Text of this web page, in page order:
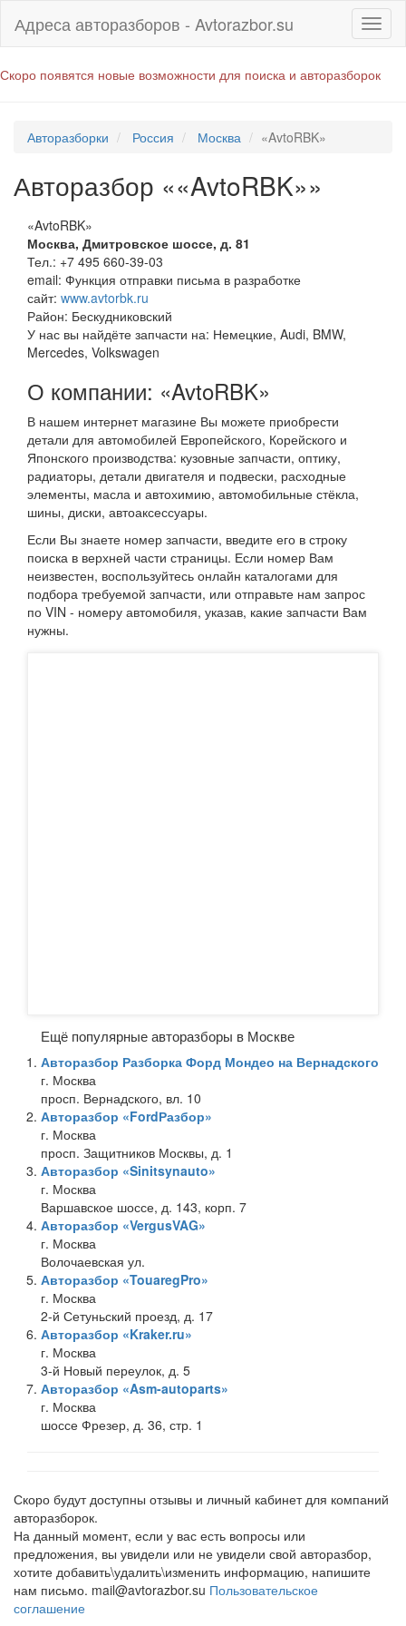
Адреса авторазборов - Avtorazbor.su
Скоро появятся новые возможности для поиска и авторазборок
Авторазборки Россия Москва «AvtoRBK»
Авторазбор ««AvtoRBK»»
«AvtoRBK»
Москва, Дмитровское шоссе, д. 81
Тел.: +7 495 660-39-03
email: Функция отправки письма в разработке
сайт: www.avtorbk.ru
Район: Бескудниковский
У нас вы найдёте запчасти на: Немецкие, Audi, BMW,
Mercedes, Volkswagen
О компании: «AvtoRBK»
В нашем интернет магазине Вы можете приобрести
детали для автомобилей Европейского, Корейского и
Японского производства: кузовные запчасти, оптику,
радиаторы, детали двигателя и подвески, расходные
элементы, масла и автохимию, автомобильные стёкла,
шины, диски, автоаксессуары.
Если Вы знаете номер запчасти, введите его в строку
поиска в верхней части страницы. Если номер Вам
неизвестен, воспользуйтесь онлайн каталогами для
подбора требуемой запчасти, или отправьте нам запрос
по VIN - номеру автомобиля, указав, какие запчасти Вам
нужны.
Ещё популярные авторазборы в Москве
Авторазбор Разборка Форд Мондео на Вернадского
г. Москва
просп. Вернадского, вл. 10
Авторазбор «FordРазбор»
г. Москва
просп. Защитников Москвы, д. 1
Авторазбор «Sinitsynauto»
г. Москва
Варшавское шоссе, д. 143, корп. 7
Авторазбор «VergusVAG»
г. Москва
Волочаевская ул.
Авторазбор «TouaregPro»
г. Москва
2-й Сетуньский проезд, д. 17
Авторазбор «Kraker.ru»
г. Москва
3-й Новый переулок, д. 5
Авторазбор «Asm-autoparts»
г. Москва
шоссе Фрезер, д. 36, стр. 1
Скоро будут доступны отзывы и личный кабинет для компаний
авторазборок.
На данный момент, если у вас есть вопросы или
предложения, вы увидели или не увидели свой авторазбор,
хотите добавить\удалить\изменить информацию, напишите
нам письмо. mail@avtorazbor.su Пользовательское
соглашение